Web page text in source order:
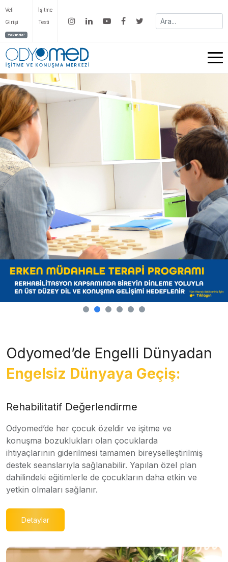
Veli
Girişi
Yakında!
İşitme
Testi
Odyomed’de Engelli Dünyadan
Engelsiz Dünyaya Geçiş:
Rehabilitatif Değerlendirme
Odyomed’de her çocuk özeldir ve işitme ve
konuşma bozuklukları olan çocuklarda
ihtiyaçlarının giderilmesi tamamen bireyselleştirilmiş
destek seanslarıyla sağlanabilir. Yapılan özel plan
dahilindeki eğitimlerle de çocukların daha etkin ve
yetkin olmaları sağlanır.
Detaylar